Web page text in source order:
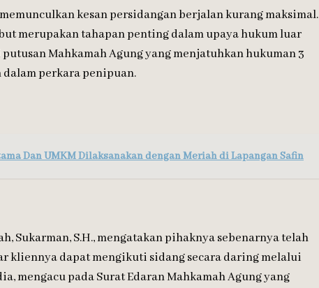
kesan persidangan berjalan kurang maksimal.
merupakan tahapan penting dalam upaya hukum luar
Mahkamah Agung yang menjatuhkan hukuman 3
perkara penipuan.
Dan UMKM Dilaksanakan dengan Meriah di Lapangan Safin
Sukarman, S.H., mengatakan pihaknya sebenarnya telah
kliennya dapat mengikuti sidang secara daring melalui
mengacu pada Surat Edaran Mahkamah Agung yang